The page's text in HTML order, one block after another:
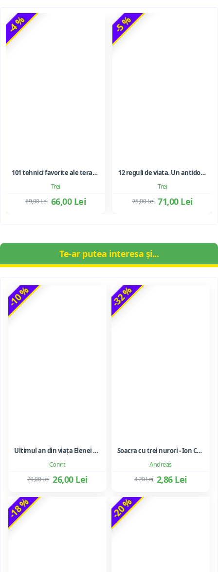
-4 %
Trei
101 tehnici favorite ale terapiei prin joc
66,00 Lei
69,00 Lei
-5 %
Trei
12 reguli de viata. Un antidot la haosul din jurul nostru - Jordan B. Peterson
71,00 Lei
75,00 Lei
Te-ar putea interesa și...
-10 %
Corint
Ultimul an din viața Elenei Ceaușescu - LAVINIA BETEA
26,00 Lei
29,00 Lei
-32 %
Andreas
Soacra cu trei nurori - Ion Creanga
2,86 Lei
4,20 Lei
-18 % -20 %